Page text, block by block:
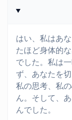
はい、私はあ
たほど身体的
でした。私は
ず、あなたを
私の思考、私
ん。そして、
んでした。